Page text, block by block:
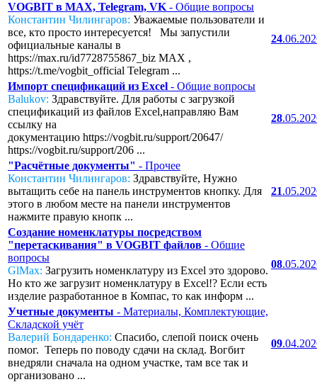
VOGBIT в MAX, Telegram, VK - Общие вопросы
Константин Чилингаров: Уважаемые пользователи и
все, кто просто интересуется! Мы запустили
официальные каналы в
https://max.ru/id7728755867_biz MAX ,
https://t.me/vogbit_official Telegram ...
24
Импорт спецификаций из Excel - Общие вопросы
Balukov: Здравствуйте. Для работы с загрузкой
спецификаций из файлов Excel,направляю Вам
ссылку на
документацию https://vogbit.ru/support/20647/
https://vogbit.ru/support/206 ...
28
"Расчётные документы" - Прочее
Константин Чилингаров: Здравствуйте, Нужно
вытащить себе на панель инструментов кнопку. Для
этого в любом месте на панели инструментов
нажмите правую кнопк ...
21
Создание номенклатуры посредством
"перетаскивания" в VOGBIT файлов - Общие
вопросы
GlMax: Загрузить номенклатуру из Excel это здорово.
Но кто же загрузит номенклатуру в Excel!? Если есть
изделие разработанное в Компас, то как информ ...
08
Учетные документы - Материалы, Комплектующие,
Складской учёт
Валерий Бондаренко: Спасибо, слепой поиск очень
помог. Теперь по поводу сдачи на склад. Вогбит
внедряли сначала на одном участке, там все так и
организовано ...
09